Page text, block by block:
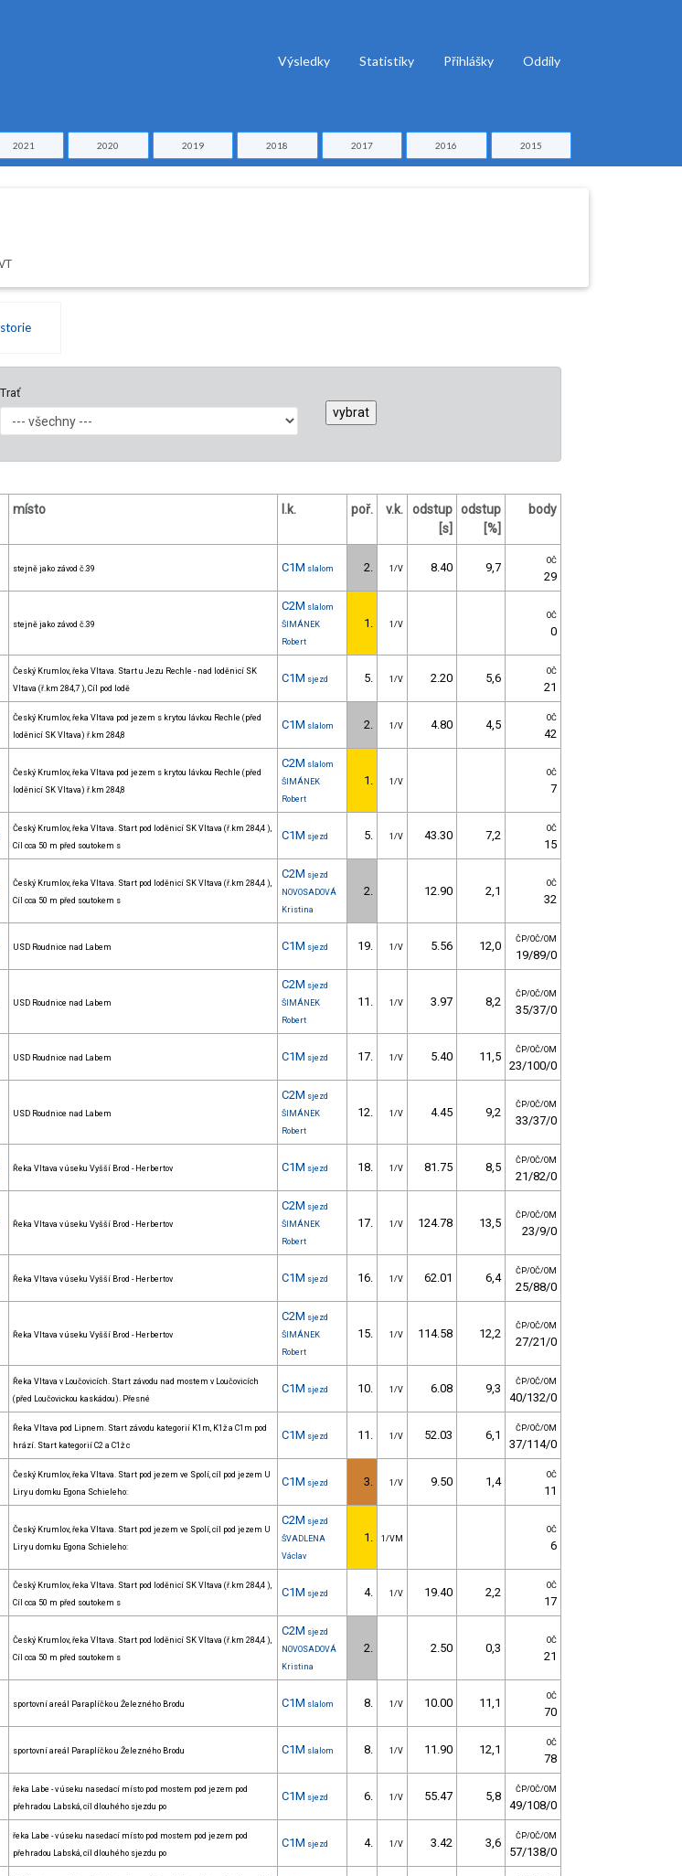
Výsledky Statistiky Přihlášky Oddíly
2021 2020 2019 2018 2017 2016 2015
Trať
místo l.k. poř. v.k.
odstup
[s]
odstup
[%]
body
stejně jako závod č.39 C1M slalom 2. 1/V 8.40 9,7 OČ
29
stejně jako závod č.39
C2M slalom
ŠIMÁNEK
Robert
1. 1/V
OČ
0
Český Krumlov, řeka Vltava. Start u Jezu Rechle - nad loděnicí SK
Vltava (ř.km 284,7 ), Cíl pod lodě
C1M sjezd 5. 1/V 2.20 5,6 OČ
21
Český Krumlov, řeka Vltava pod jezem s krytou lávkou Rechle (před
loděnicí SK Vltava) ř.km 284,8
C1M slalom 2. 1/V 4.80 4,5 OČ
42
Český Krumlov, řeka Vltava pod jezem s krytou lávkou Rechle (před
loděnicí SK Vltava) ř.km 284,8
C2M slalom
ŠIMÁNEK
Robert
1. 1/V
OČ
7
Český Krumlov, řeka Vltava. Start pod loděnicí SK Vltava (ř.km 284,4 ),
Cíl cca 50 m před soutokem s
C1M sjezd 5. 1/V 43.30 7,2 OČ
15
Český Krumlov, řeka Vltava. Start pod loděnicí SK Vltava (ř.km 284,4 ),
Cíl cca 50 m před soutokem s
C2M sjezd
NOVOSADOVÁ
Kristina
2. 12.90 2,1
OČ
32
USD Roudnice nad Labem C1M sjezd 19. 1/V 5.56 12,0 ČP/OČ/OM
19/89/0
USD Roudnice nad Labem
C2M sjezd
ŠIMÁNEK
Robert
11. 1/V 3.97 8,2
ČP/OČ/OM
35/37/0
USD Roudnice nad Labem C1M sjezd 17. 1/V 5.40 11,5 ČP/OČ/OM
23/100/0
USD Roudnice nad Labem
C2M sjezd
ŠIMÁNEK
Robert
12. 1/V 4.45 9,2
ČP/OČ/OM
33/37/0
Řeka Vltava v úseku Vyšší Brod - Herbertov C1M sjezd 18. 1/V 81.75 8,5 ČP/OČ/OM
21/82/0
Řeka Vltava v úseku Vyšší Brod - Herbertov
C2M sjezd
ŠIMÁNEK
Robert
17. 1/V 124.78 13,5
ČP/OČ/OM
23/9/0
Řeka Vltava v úseku Vyšší Brod - Herbertov C1M sjezd 16. 1/V 62.01 6,4 ČP/OČ/OM
25/88/0
Řeka Vltava v úseku Vyšší Brod - Herbertov
C2M sjezd
ŠIMÁNEK
Robert
15. 1/V 114.58 12,2
ČP/OČ/OM
27/21/0
Řeka Vltava v Loučovicích. Start závodu nad mostem v Loučovicích
(před Loučovickou kaskádou). Přesné
C1M sjezd 10. 1/V 6.08 9,3 ČP/OČ/OM
40/132/0
Řeka Vltava pod Lipnem. Start závodu kategorií K1m, K1ž a C1m pod
hrází. Start kategorií C2 a C1ž c
C1M sjezd 11. 1/V 52.03 6,1 ČP/OČ/OM
37/114/0
Český Krumlov, řeka Vltava. Start pod jezem ve Spolí, cíl pod jezem U
Liry u domku Egona Schieleho:
C1M sjezd 3. 1/V 9.50 1,4 OČ
11
Český Krumlov, řeka Vltava. Start pod jezem ve Spolí, cíl pod jezem U
Liry u domku Egona Schieleho:
C2M sjezd
ŠVADLENA
Václav
1. 1/VM
OČ
6
Český Krumlov, řeka Vltava. Start pod loděnicí SK Vltava (ř.km 284,4 ),
Cíl cca 50 m před soutokem s
C1M sjezd 4. 1/V 19.40 2,2 OČ
17
Český Krumlov, řeka Vltava. Start pod loděnicí SK Vltava (ř.km 284,4 ),
Cíl cca 50 m před soutokem s
C2M sjezd
NOVOSADOVÁ
Kristina
2. 2.50 0,3
OČ
21
sportovní areál Paraplíčko u Železného Brodu C1M slalom 8. 1/V 10.00 11,1 OČ
70
sportovní areál Paraplíčko u Železného Brodu C1M slalom 8. 1/V 11.90 12,1 OČ
78
řeka Labe - v úseku nasedací místo pod mostem pod jezem pod
přehradou Labská, cíl dlouhého sjezdu po
C1M sjezd 6. 1/V 55.47 5,8 ČP/OČ/OM
49/108/0
řeka Labe - v úseku nasedací místo pod mostem pod jezem pod
přehradou Labská, cíl dlouhého sjezdu po
C1M sjezd 4. 1/V 3.42 3,6 ČP/OČ/OM
57/138/0